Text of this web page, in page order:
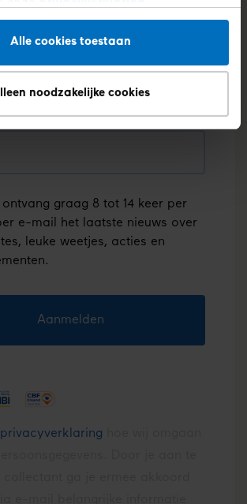
Alle cookies toestaan
noodzakelijke cookies
graag 8 tot 14 keer per
e-mail het laatste nieuws over
leuke weetjes, acties en
Aanmelden
privacyverklaring